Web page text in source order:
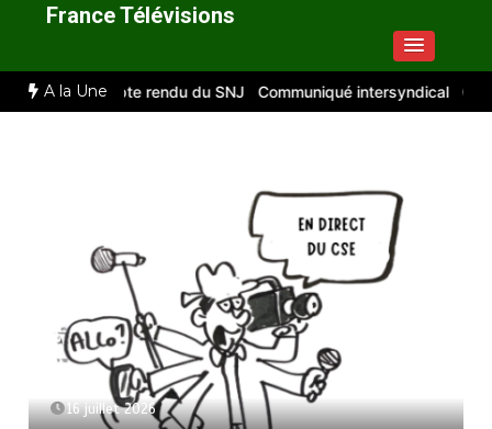
France Télévisions
A la Une
2026 : compte rendu du SNJ Communiqué intersyndical
16 juillet 2026